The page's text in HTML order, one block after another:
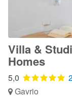
Villa &
Homes
5,0
Gavrio